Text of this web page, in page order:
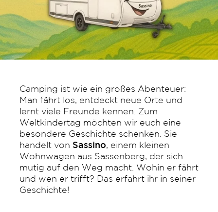
Camping ist wie ein großes Abenteuer:
Man fährt los, entdeckt neue Orte und
lernt viele Freunde kennen. Zum
Weltkindertag möchten wir euch eine
besondere Geschichte schenken. Sie
handelt von Sassino, einem kleinen
Wohnwagen aus Sassenberg, der sich
mutig auf den Weg macht. Wohin er fährt
und wen er trifft? Das erfahrt ihr in seiner
Geschichte!